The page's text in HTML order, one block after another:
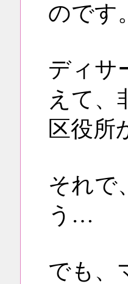
のです。
ディサ
えて、
区役所
それで
う…
でも、